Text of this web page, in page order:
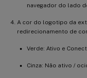
navegador do lado
A cor do logotipo da
redirecionamento de
Verde: Ativo e
Cinza: Não ativo /